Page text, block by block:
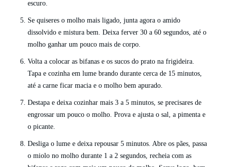
escuro.
Se quiseres o molho mais ligado, junta agora o amido
dissolvido e mistura bem. Deixa ferver 30 a 60 segundos, até o
molho ganhar um pouco mais de corpo.
Volta a colocar as bifanas e os sucos do prato na frigideira.
Tapa e cozinha em lume brando durante cerca de 15 minutos,
até a carne ficar macia e o molho bem apurado.
Destapa e deixa cozinhar mais 3 a 5 minutos, se precisares de
engrossar um pouco o molho. Prova e ajusta o sal, a pimenta e
o picante.
Desliga o lume e deixa repousar 5 minutos. Abre os pães, passa
o miolo no molho durante 1 a 2 segundos, recheia com as